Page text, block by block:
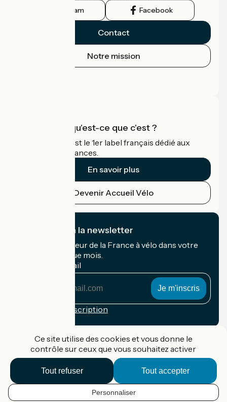
FR
Instagram Facebook
Contact
Notre mission
Accueil Vélo qu'est-ce que c'est ?
Accueil Vélo c'est le 1er label français dédié aux
cyclistes en vacances.
En savoir plus
Devenir Accueil Vélo
Je m'abonne à la newsletter
Recevez le meilleur de la France à vélo dans votre
boîte mail chaque mois.
Mon adresse mail
Conditions d'inscription
Accueil Vélo Pro
Contact
Mentions légales
Ce site utilise des cookies et vous donne le
contrôle sur ceux que vous souhaitez activer
Tout accepter
Tout refuser
Personnaliser